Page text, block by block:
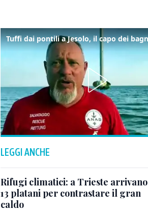
LEGGI ANCHE
Rifugi climatici: a Trieste arrivano
13 platani per contrastare il gran
caldo